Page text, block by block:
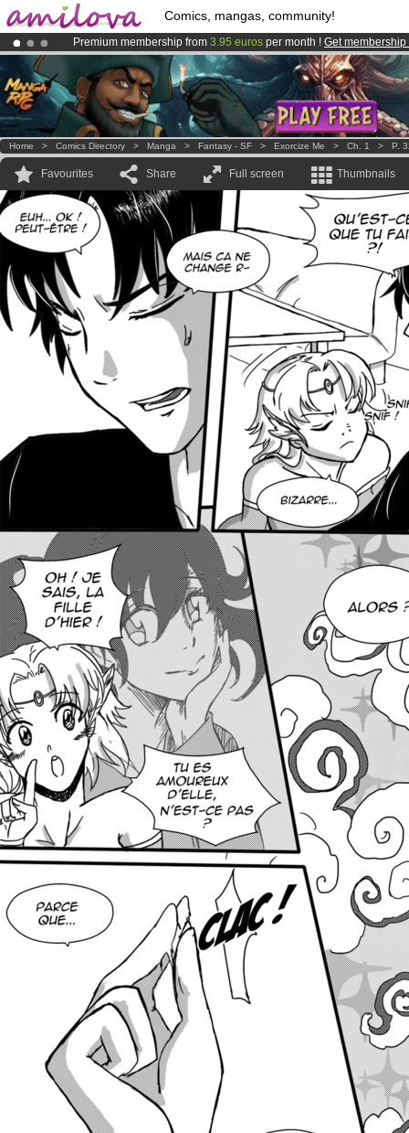
Comics, mangas, community!
Premium membership from 3.95 euros per month ! Get membership
AmilovaKickstarter is now LIVE!.
Already 100000membersand 1000 comics & mangas!.
Home > Comics Directory > Manga > Fantasy - SF > Exorcize Me > Ch. 1 > P.
Favourites Share Full screen Thumbnails